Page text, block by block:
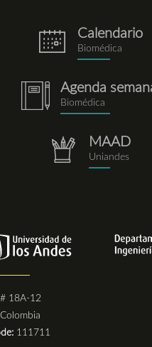
eventos.png
Calendario
Biomédica
notebook.png
Agenda
Biomédica
repositorio.png
MAAD
Uniandes
18A-12
111711